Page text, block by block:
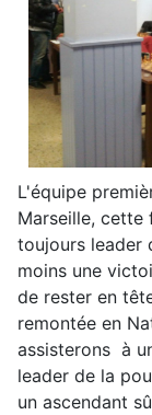
L'équipe
Marseille, cette
toujours leader
moins une
de rester en
remontée en
assisterons à
leader de la
un ascendant